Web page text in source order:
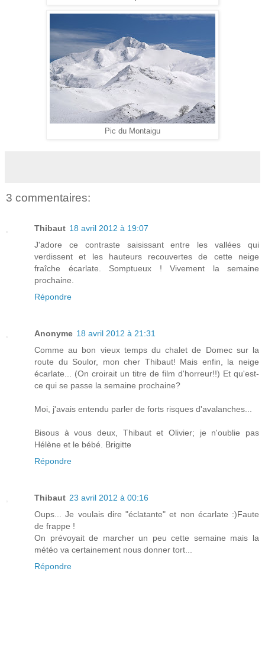
Pic du Montaigu
3 commentaires:
Thibaut 18 avril 2012 à 19:07
J'adore ce contraste saisissant entre les vallées qui
verdissent et les hauteurs recouvertes de cette neige
fraîche écarlate. Somptueux ! Vivement la semaine
prochaine.
Répondre
Anonyme 18 avril 2012 à 21:31
Comme au bon vieux temps du chalet de Domec sur la
route du Soulor, mon cher Thibaut! Mais enfin, la neige
écarlate... (On croirait un titre de film d'horreur!!) Et qu'est-
ce qui se passe la semaine prochaine?
Moi, j'avais entendu parler de forts risques d'avalanches...
Bisous à vous deux, Thibaut et Olivier; je n'oublie pas
Hélène et le bébé. Brigitte
Répondre
Thibaut 23 avril 2012 à 00:16
Oups... Je voulais dire "éclatante" et non écarlate :)Faute
de frappe !
On prévoyait de marcher un peu cette semaine mais la
météo va certainement nous donner tort...
Répondre